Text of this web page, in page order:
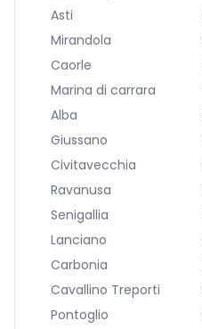
Asti
Mirandola
Caorle
Marina di carrara
Alba
Giussano
Civitavecchia
Ravanusa
Senigallia
Lanciano
Carbonia
Cavallino Treporti
Pontoglio